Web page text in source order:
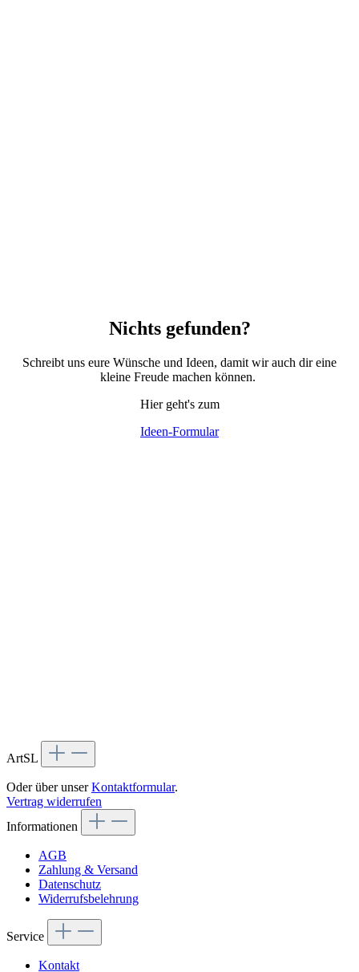
Nichts gefunden?
Schreibt uns eure Wünsche und Ideen, damit wir auch dir eine
kleine Freude machen können.
Hier geht's zum
Ideen-Formular
ArtSL
Oder über unserKontaktformular.
Vertrag widerrufen
Informationen
AGB
Zahlung & Versand
Datenschutz
Widerrufsbelehrung
Service
Kontakt